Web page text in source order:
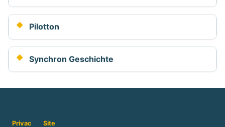
Pilotton
Synchron Geschichte
Privac
Site